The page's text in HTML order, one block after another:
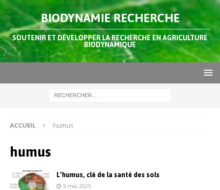
BIODYNAMIE RECHERCHE
SOUTENIR ET DÉVELOPPER LA RECHERCHE EN AGRICULTURE
BIODYNAMIQUE
ACCUEIL humus
humus
L’humus, clé de la santé des sols
9 mai 2025